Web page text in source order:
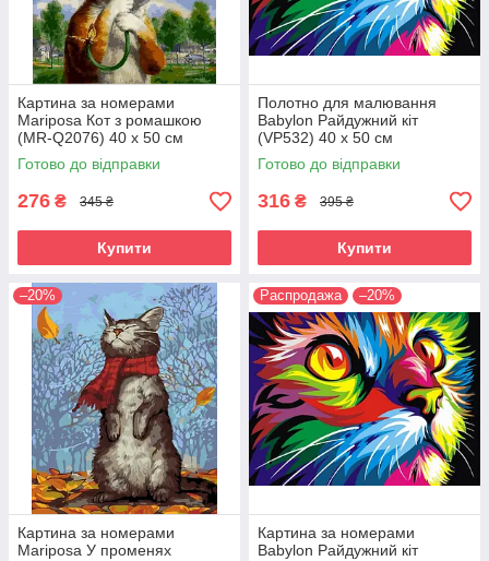
Картина за номерами
Mariposa Кот з ромашкою
(MR-Q2076) 40 х 50 см
Готово до відправки
276 ₴ 345 ₴
Купити
Полотно для малювання
Babylon Райдужний кіт
(VP532) 40 х 50 см
Готово до відправки
316 ₴ 395 ₴
Купити
–20%
Картина за номерами
Mariposa У променях
Распродажа –20%
Картина за номерами
Babylon Райдужний кіт